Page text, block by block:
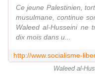
Ce jeune Palestinien,
musulmane, continue
Waleed al-Husseini ne
dix mois dans u...
Waleed al-